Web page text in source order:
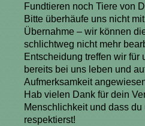
Fundtieren noch Tiere von
Bitte überhäufe uns nicht
Übernahme – wir können
schlichtweg nicht mehr
Entscheidung treffen wir für
bereits bei uns leben und
Aufmerksamkeit
Hab vielen Dank für dein
Menschlichkeit und dass du
respektierst!